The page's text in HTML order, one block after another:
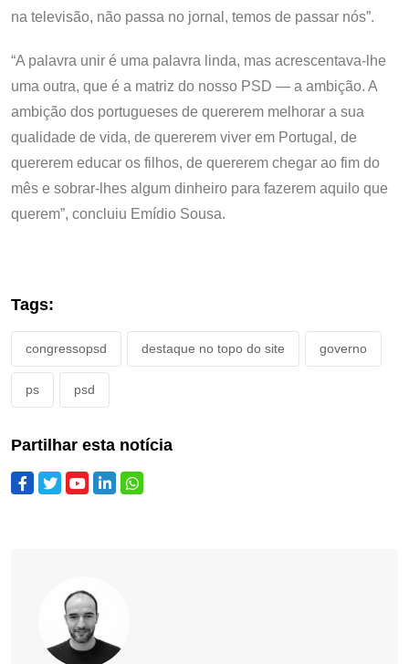
na televisão, não passa no jornal, temos de passar nós”.
“A palavra unir é uma palavra linda, mas acrescentava-lhe
uma outra, que é a matriz do nosso PSD — a ambição. A
ambição dos portugueses de quererem melhorar a sua
qualidade de vida, de quererem viver em Portugal, de
quererem educar os filhos, de quererem chegar ao fim do
mês e sobrar-lhes algum dinheiro para fazerem aquilo que
querem”, concluiu Emídio Sousa.
Tags:
congressopsd destaque no topo do site governo
ps psd
Partilhar esta notícia